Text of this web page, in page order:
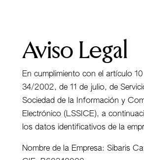
Aviso Legal
En cumplimiento con el artículo
34/2002, de 11 de julio, de
Sociedad de la Información y
Electrónico (LSSICE), a
los datos identificativos de la
Nombre de la Empresa: Sibaris